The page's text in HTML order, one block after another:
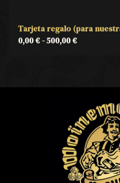
Tarjeta regalo (para
0,00€-500,00€